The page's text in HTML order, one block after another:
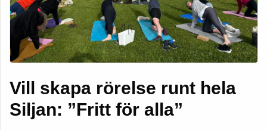
Vill skapa rörelse runt hela
Siljan: ”Fritt för alla”